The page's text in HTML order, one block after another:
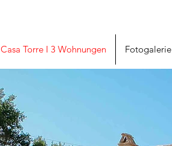
Casa Torre I 3 Wohnungen Fotogalerie